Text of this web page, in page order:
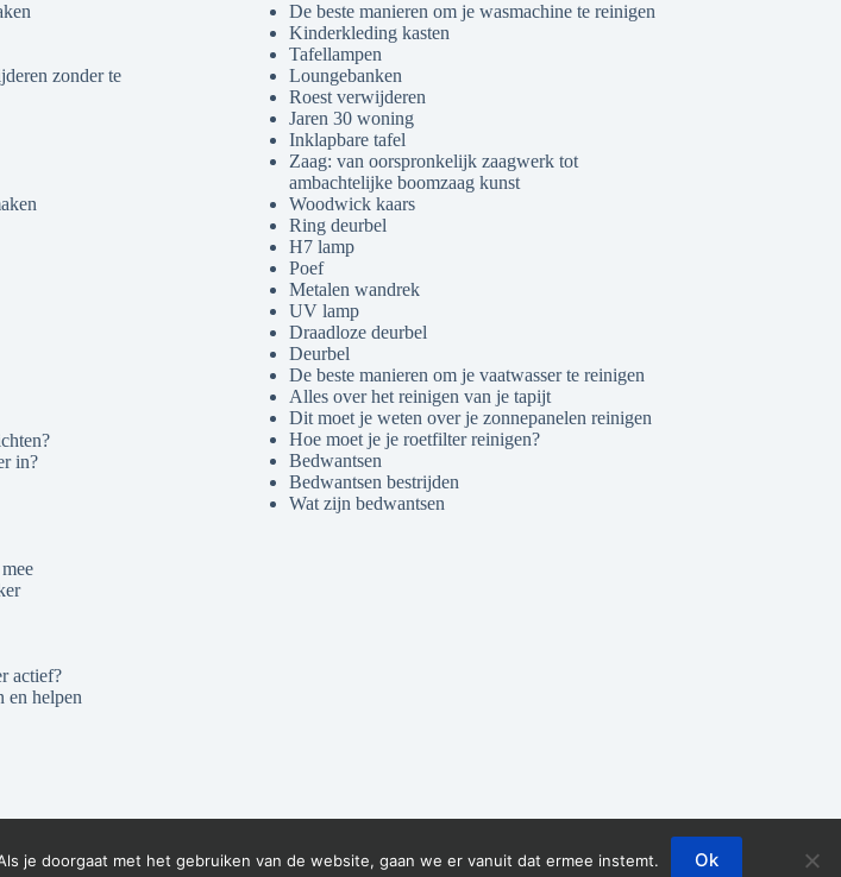
zonder te
in?
actief?
en helpen
De beste manieren om je wasmachine te reinigen
Kinderkleding kasten
Tafellampen
Loungebanken
Roest verwijderen
Jaren 30 woning
Inklapbare tafel
Zaag: van oorspronkelijk zaagwerk tot
ambachtelijke boomzaag kunst
Woodwick kaars
Ring deurbel
H7 lamp
Poef
Metalen wandrek
UV lamp
Draadloze deurbel
Deurbel
De beste manieren om je vaatwasser te reinigen
Alles over het reinigen van je tapijt
Dit moet je weten over je zonnepanelen reinigen
Hoe moet je je roetfilter reinigen?
Bedwantsen
Bedwantsen bestrijden
Wat zijn bedwantsen
je doorgaat met het gebruiken van de website, gaan we er vanuit dat ermee instemt. Ok